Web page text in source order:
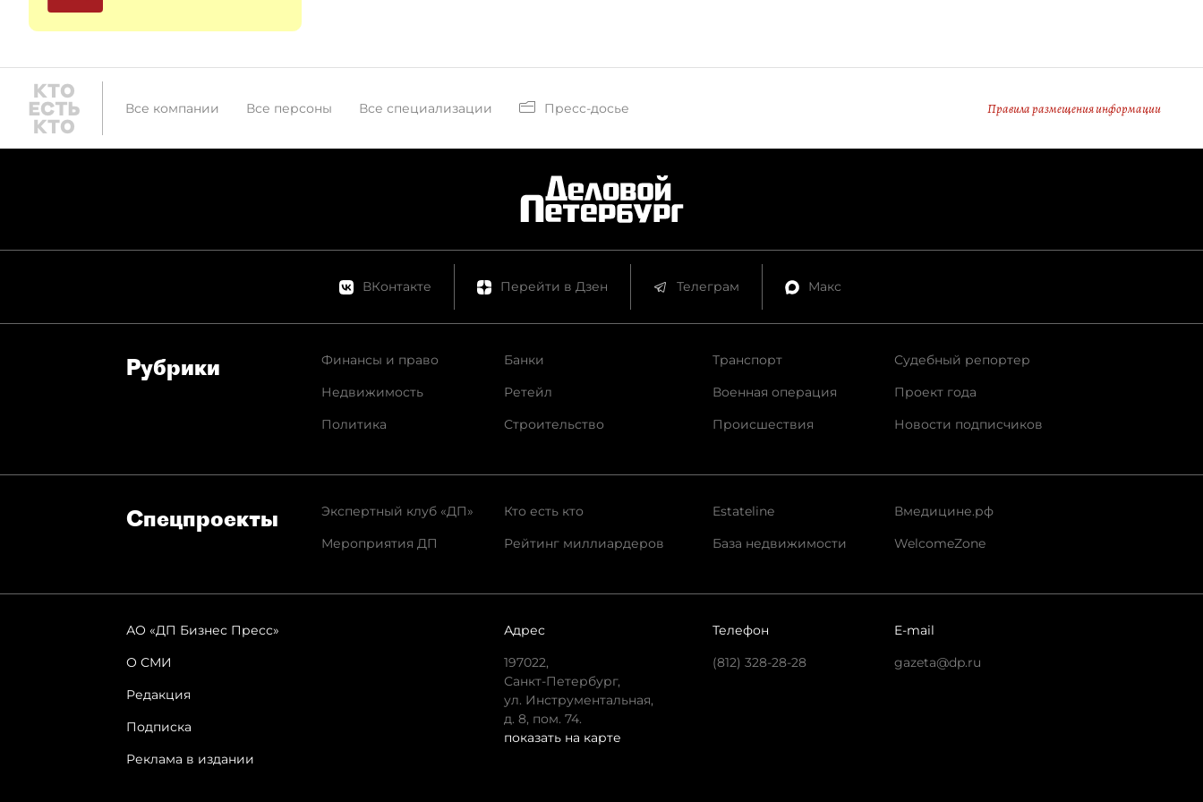
Все компании Все персоны Все специализации Пресс-досье Правила размещения информации
ВКонтакте Перейти в Дзен Телеграм Макс
Рубрики
Финансы и право
Недвижимость
Политика
Банки
Ретейл
Строительство
Транспорт
Военная операция
Происшествия
Судебный репортер
Проект года
Новости подписчиков
Спец­проекты
Экспертный клуб «ДП»
Мероприятия ДП
Кто есть кто
Рейтинг миллиардеров
Estateline
База недвижимости
Вмедицине.рф
WelcomeZone
АО «ДП Бизнес Пресс»
О СМИ
Редакция
Подписка
Реклама в издании
Адрес
197022,
Санкт-Петербург,
ул. Инструментальная,
д. 8, пом. 74.
показать на карте
Телефон
(812) 328-28-28
E-mail
gazeta@dp.ru